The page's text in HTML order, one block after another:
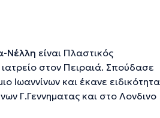
Νέλλη είναι Πλαστικός
ιατρείο στον Πειραιά. Σπούδασε
Ιωαννίνων και έκανε ειδικότητα
Γ.Γεννηματας και στο Λονδινο